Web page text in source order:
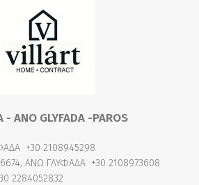
- ANO GLYFADA -PAROS
+30 2108945298
ΑΝΩ ΓΛΥΦΑΔΑ +30 2108973608
2284052832